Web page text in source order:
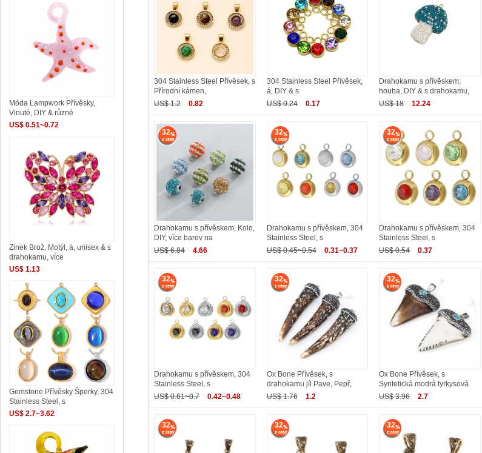
304 Stainless Steel Přívěsek, s
Přírodní kámen,
US$ 1.2
0.82
304 Stainless Steel Přívěsek,
á, DIY & s
US$ 0.24
0.17
Drahokamu s přívěskem,
houba, DIY & s drahokamu,
US$ 18
12.24
32
Drahokamu s přívěskem, Kolo,
DIY, více barev na
US$ 6.84
4.66
32
Drahokamu s přívěskem, 304
Stainless Steel, s
US$ 0.45~0.54
0.31~0.37
32
Drahokamu s přívěskem, 304
Stainless Steel, s
US$ 0.54
0.37
32
Drahokamu s přívěskem, 304
Stainless Steel, s
US$ 0.61~0.7
0.42~0.48
32
Ox Bone Přívěsek, s
drahokamu jíl Pave, Pepř,
US$ 1.76
1.2
32
Ox Bone Přívěsek, s
Syntetická modrá tyrkysová
US$ 3.96
2.7
32 32 32
Móda Lampwork Přívěsky,
Vinuté, DIY & různé
US$ 0.51~0.72
Zinek Brož, Motýl, á, unisex & s
drahokamu, více
US$ 1.13
Gemstone Přívěsky Šperky, 304
Stainless Steel, s
US$ 2.7~3.62